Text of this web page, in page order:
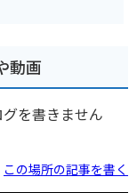
動画
を書きません
この場所の記事を書く